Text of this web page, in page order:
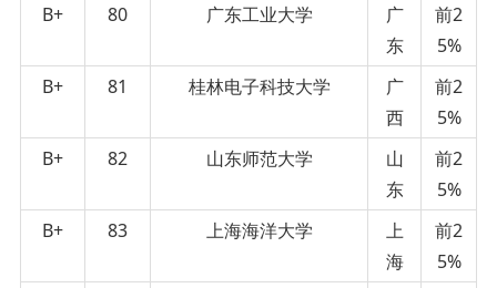
B+
80 广东工业大学
广
东
前2
5%
B+
81 桂林电子科技大学
广
西
前2
5%
B+
82 山东师范大学
山
东
前2
5%
B+
83 上海海洋大学
上
海
前2
5%